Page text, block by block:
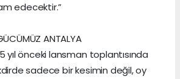
edecektir.”
ANTALYA
yıl önceki lansman toplantısında
sadece bir kesimin değil, oy